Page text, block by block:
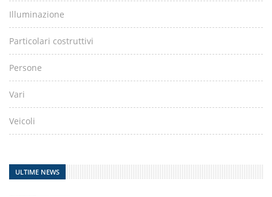
Illuminazione
Particolari costruttivi
Persone
Vari
Veicoli
ULTIME NEWS